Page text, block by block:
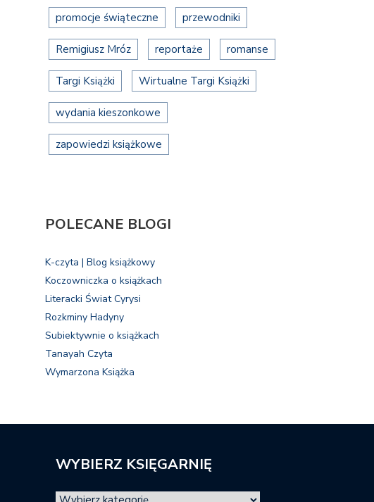
promocje świąteczne przewodniki
Remigiusz Mróz reportaże romanse
Targi Książki Wirtualne Targi Książki
wydania kieszonkowe
zapowiedzi książkowe
POLECANE BLOGI
K-czyta | Blog książkowy
Koczowniczka o książkach
Literacki Świat Cyrysi
Rozkminy Hadyny
Subiektywnie o książkach
Tanayah Czyta
Wymarzona Książka
WYBIERZ KSIĘGARNIĘ